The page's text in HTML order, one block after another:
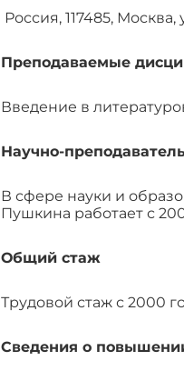
Россия, 117485,
Преподаваемые
Введение в
Научно-
В сфере науки и
Пушкина работает с
Общий стаж
Трудовой стаж с 2000
Сведения о